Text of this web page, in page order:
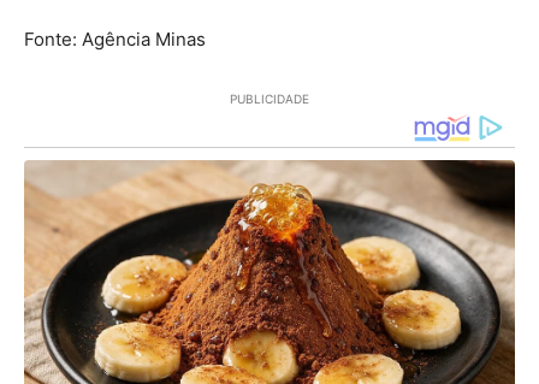
Fonte: Agência Minas
PUBLICIDADE